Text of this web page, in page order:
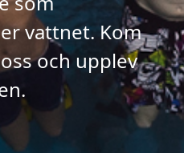
vattnet. Kom
och upplev